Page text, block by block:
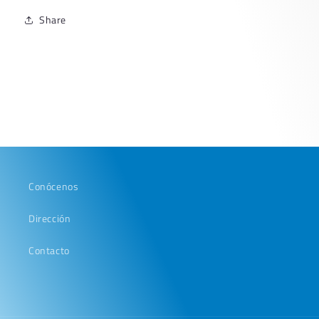
Share
Conócenos
Dirección
Contacto